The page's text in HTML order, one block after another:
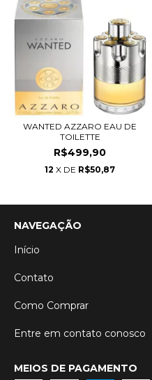
WANTED AZZARO EAU DE
TOILETTE
R$499,90
12 X DE R$50,87
NAVEGAÇÃO
Início
Contato
Como Comprar
Entre em contato conosco
MEIOS DE PAGAMENTO